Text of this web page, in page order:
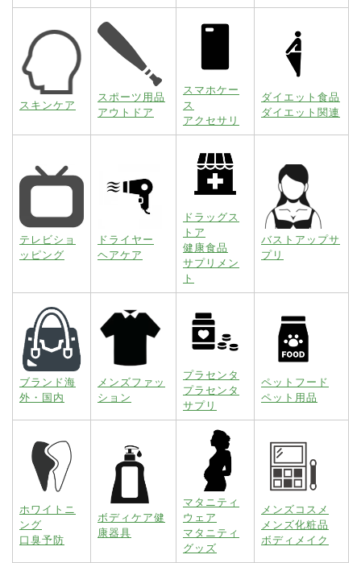
スキンケア
スポーツ用品
アウトドア
スマホケー
ス
アクセサリ
ダイエット食品
ダイエット関連
テレビショ
ッピング
ドライヤー
ヘアケア
ドラッグス
トア
健康食品
サプリメン
ト
バストアップサ
プリ
ブランド海
外・国内
メンズファッ
ション
プラセンタ
プラセンタ
サプリ
ペットフード
ペット用品
ホワイトニ
ング
口臭予防
ボディケア健
康器具
マタニティ
ウェア
マタニティ
グッズ
メンズコスメ
メンズ化粧品
ボディメイク